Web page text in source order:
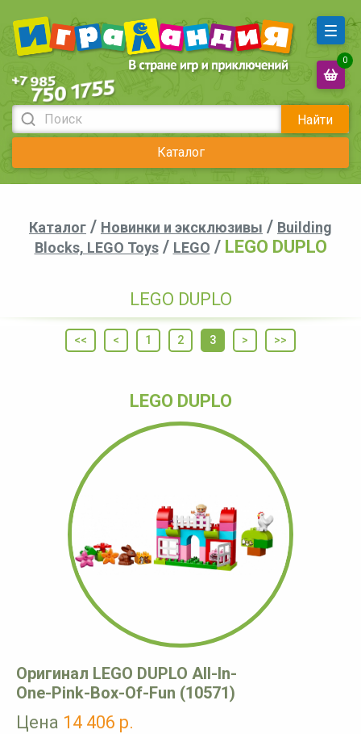
Найти
Каталог
0
Каталог / Новинки и эксклюзивы / Building
Blocks, LEGO Toys/ LEGO / LEGO DUPLO
LEGO DUPLO
<< < 1 2 3 > >>
LEGO DUPLO
Оригинал LEGO DUPLO All-In-
One-Pink-Box-Of-Fun (10571)
Цена 14 406 р.